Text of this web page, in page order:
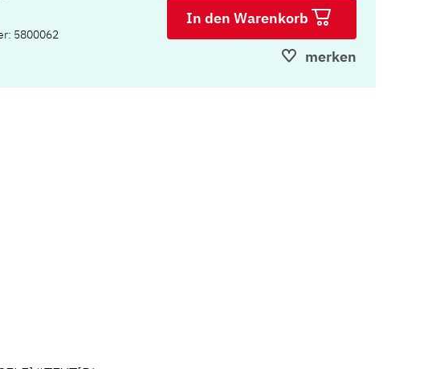
5800062
In den Warenkorb
merken